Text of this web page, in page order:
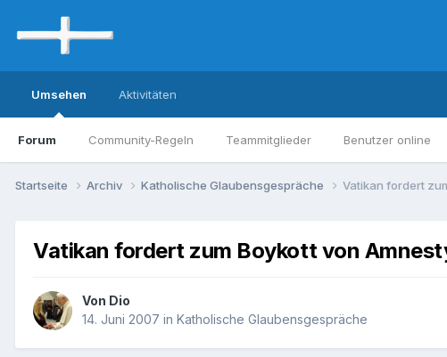
Umsehen
Forum Community-Regeln Teammitglieder Benutzer online
Aktivitäten
Startseite Archiv Katholische Glaubensgespräche Vatikan fordert
Vatikan fordert zum Boykott von
Von Dio
14. Juni 2007 in Katholische Glaubensgespräche